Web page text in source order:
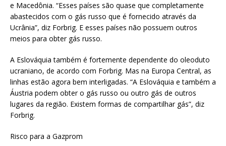
e Macedônia. “Esses países são quase que completamente
abastecidos com o gás russo que é fornecido através da
Ucrânia”, diz Forbrig. E esses países não possuem outros
meios para obter gás russo.
A Eslováquia também é fortemente dependente do oleoduto
ucraniano, de acordo com Forbrig. Mas na Europa Central, as
linhas estão agora bem interligadas. “A Eslováquia e também a
Áustria podem obter o gás russo ou outro gás de outros
lugares da região. Existem formas de compartilhar gás”, diz
Forbrig.
Risco para a Gazprom